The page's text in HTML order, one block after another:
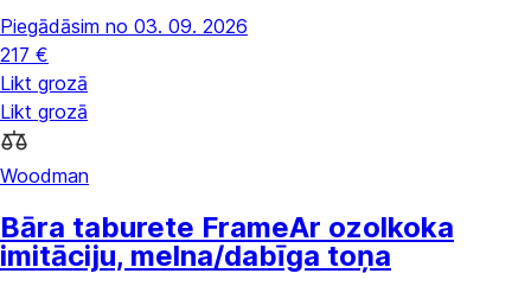
Piegādāsim no 03. 09. 2026
217 €
Likt grozā
Likt grozā
Woodman
Bāra taburete FrameAr ozolkoka
imitāciju, melna/dabīga toņa